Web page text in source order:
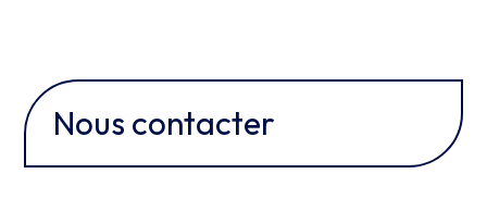
Nous contacter